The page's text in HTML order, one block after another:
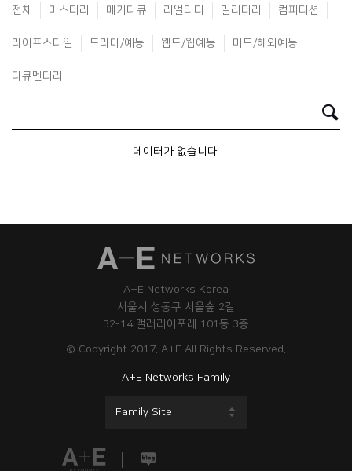
전체 미스터리 메가다큐 리얼리티 밀리터리 컴피티션
라이프스타일 드라마/예능 웹드/웹예능 미드/해외예능
다큐멘터리
데이터가 없습니다.
A+E Networks Korea
서울시 성동구 서울숲 2길
32-14 갤러리아포레 101동 3층
© Copyright 2017. A+E All Rights Reserved.
A+E Networks Family
Family Site